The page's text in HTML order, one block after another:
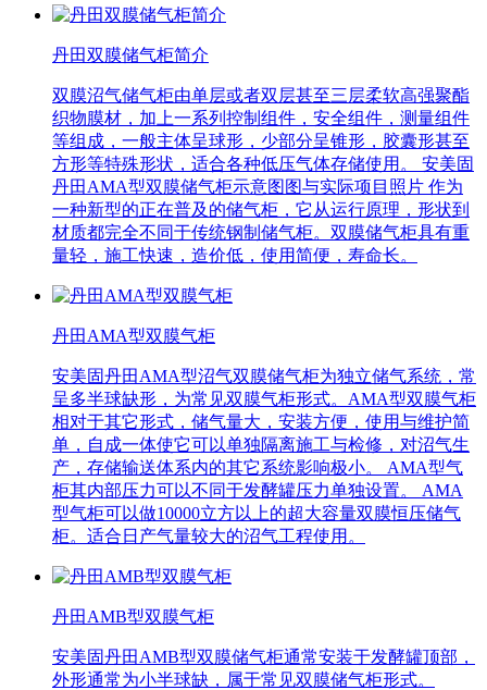
丹田双膜储气柜简介
双膜沼气储气柜由单层或者双层甚至三层柔软高强聚酯
织物膜材，加上一系列控制组件，安全组件，测量组件
等组成，一般主体呈球形，少部分呈锥形，胶囊形甚至
方形等特殊形状，适合各种低压气体存储使用。 安美固
丹田AMA型双膜储气柜示意图图与实际项目照片 作为
一种新型的正在普及的储气柜，它从运行原理，形状到
材质都完全不同于传统钢制储气柜。双膜储气柜具有重
量轻，施工快速，造价低，使用简便，寿命长。
丹田AMA型双膜气柜
安美固丹田AMA型沼气双膜储气柜为独立储气系统，常
呈多半球缺形，为常见双膜气柜形式。AMA型双膜气柜
相对于其它形式，储气量大，安装方便，使用与维护简
单，自成一体使它可以单独隔离施工与检修，对沼气生
产，存储输送体系内的其它系统影响极小。 AMA型气
柜其内部压力可以不同于发酵罐压力单独设置。 AMA
型气柜可以做10000立方以上的超大容量双膜恒压储气
柜。适合日产气量较大的沼气工程使用。
丹田AMB型双膜气柜
安美固丹田AMB型双膜储气柜通常安装于发酵罐顶部，
外形通常为小半球缺，属于常见双膜储气柜形式。